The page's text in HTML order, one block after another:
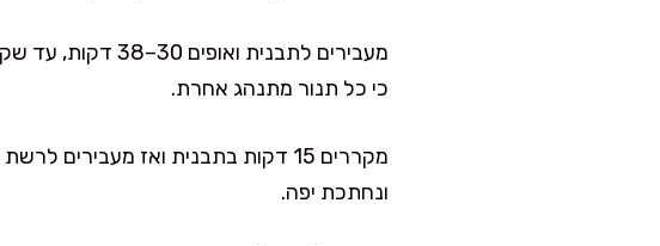
כי כל תנור מתנהג אחרת.
מקררים 15 דקות בתבנית ואז
ונחתכת יפה.